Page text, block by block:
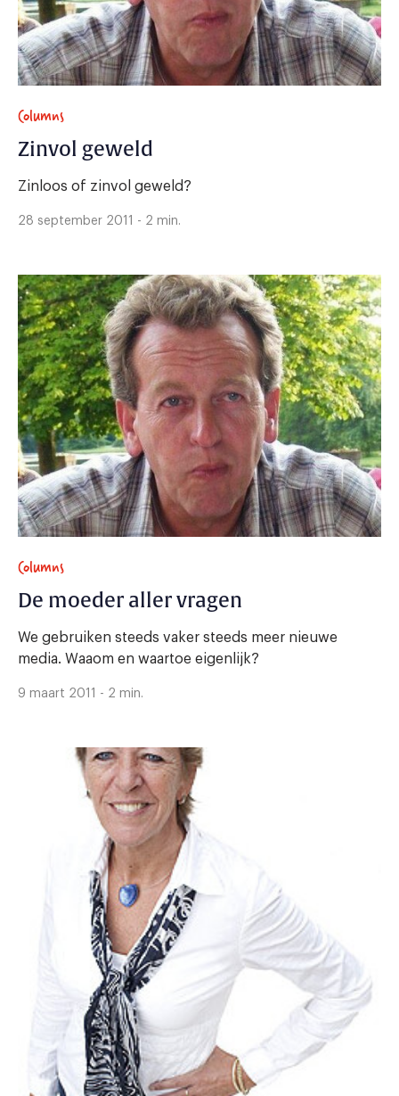
Columns
Zinvol geweld
Zinloos of zinvol geweld?
28 september 2011 - 2 min.
Columns
De moeder aller vragen
We gebruiken steeds vaker steeds meer nieuwe
media. Waaom en waartoe eigenlijk?
9 maart 2011 - 2 min.